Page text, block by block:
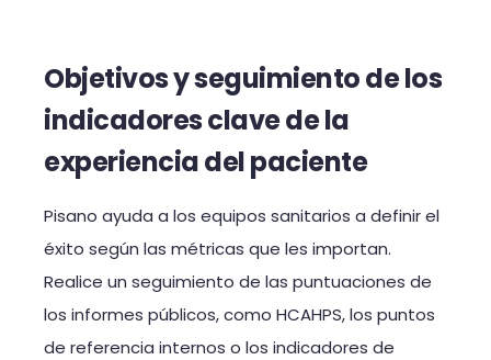
Objetivos y seguimiento de los
indicadores clave de la
experiencia del paciente
Pisano ayuda a los equipos sanitarios a definir el
éxito según las métricas que les importan.
Realice un seguimiento de las puntuaciones de
los informes públicos, como HCAHPS, los puntos
de referencia internos o los indicadores de